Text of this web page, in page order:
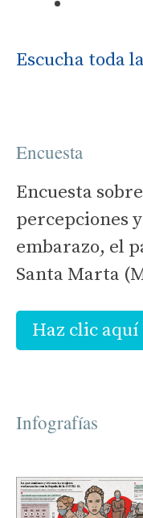
Escucha toda
Encuesta
Encuesta
percepciones
embarazo, el
Santa Marta
Haz clic aquí
Infografías